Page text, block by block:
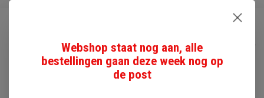
Toevoegen aan winkelwagen
Webshop staat nog aan, alle
bestellingen gaan deze week nog op
de post